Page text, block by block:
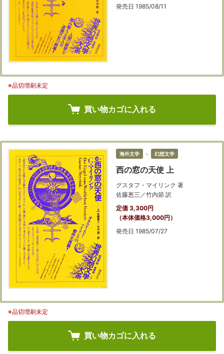
発売日 1985/08/11
※品切増刷未定
買い物カゴに入れる
海外文学 ＞ 幻想文学
西の窓の天使 上
グスタフ・マイリンク 著
佐藤恵三／竹内節 訳
定価 3,300円
（本体価格3,000円）
発売日 1985/07/27
※品切増刷未定
買い物カゴに入れる